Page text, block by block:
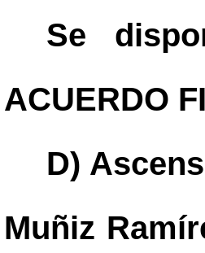
Se
ACUERDO
D)
Muñiz